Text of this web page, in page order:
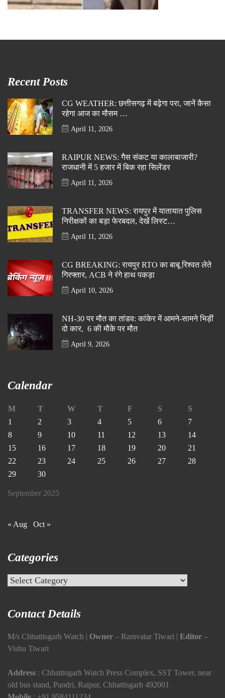
Recent Posts
CG WEATHER: छत्तीसगढ़ में बढ़ेगा परा, जानें कैसा
रहेगा आज का मौसम …
April 11, 2026
RAIPUR NEWS: गैस संकट या कालाबाजारी?
राजधानी में 5 हजार में बिक रहा सिलेंडर
April 11, 2026
TRANSFER NEWS: रायपुर में यातायात पुलिस
निरीक्षकों का बड़ा फेरबदल, देखें लिस्ट…
April 11, 2026
CG BREAKING: रायपुर RTO का बाबू रिश्वत लेते
गिरफ्तार, ACB ने रंगे हाथ पकड़ा
April 10, 2026
NH-30 पर मौत का तांडव: कांकेर में आमने-सामने भिड़ीं
दो कार, 6 की मौके पर मौत
April 9, 2026
Calendar
September 2025
M T W T F S
S
1
2 3 4 5 6
7
8
9 10 11 12 13
14
15
16 17 18 19 20
21
22
23 24 25 26 27
28
29
30
« Aug Oct »
Categories
Categories
Contact Details
M/s Chhattisgarh Watch | Owner – Ramvatar Tiwari | Editor –
Vishu Tiwari
Address : Chhattisgarh Watch Press Complex, SST Tower, near
old bus stand, Pandri, Raipur, Chhattisgarh 492001